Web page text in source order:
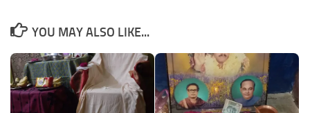
YOU MAY ALSO LIKE...